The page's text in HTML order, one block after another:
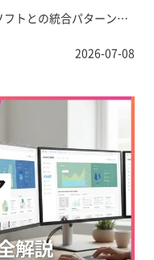
トとの統合パターン、
の目安まで、EC事業の
2026-07-08